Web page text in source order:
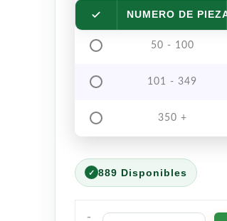
NUMERO DE
26 - 49
50 - 100
101 - 349
350 +
889 Disponibles
-